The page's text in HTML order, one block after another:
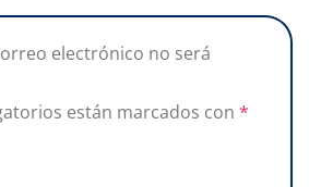
electrónico no será
están marcados con *